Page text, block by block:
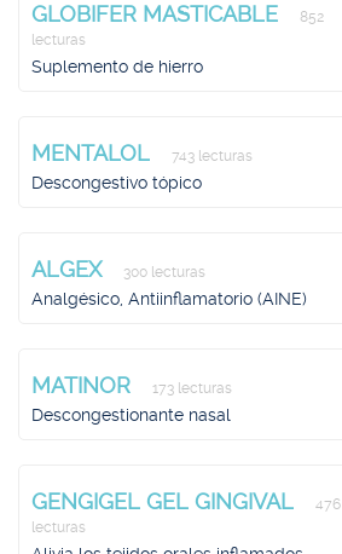
GLOBIFER MASTICABLE
852
lecturas
Suplemento de hierro
MENTALOL 743 lecturas
Descongestivo tópico
ALGEX 300 lecturas
Analgésico, Antiinflamatorio (AINE)
MATINOR 173 lecturas
Descongestionante nasal
GENGIGEL GEL GINGIVAL
476
lecturas